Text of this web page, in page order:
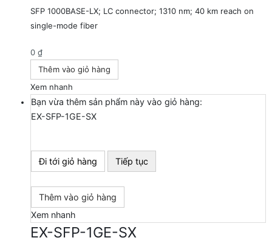
SFP 1000BASE-LX; LC connector; 1310 nm; 40 km reach on
single-mode fiber
0 ₫
Thêm vào giỏ hàng
Xem nhanh
Bạn vừa thêm sản phẩm này vào giỏ hàng:
EX-SFP-1GE-SX
Đi tới giỏ hàng Tiếp tục
Thêm vào giỏ hàng
Xem nhanh
EX-SFP-1GE-SX